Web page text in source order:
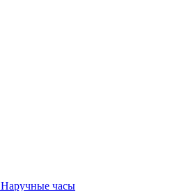
Наручные часы